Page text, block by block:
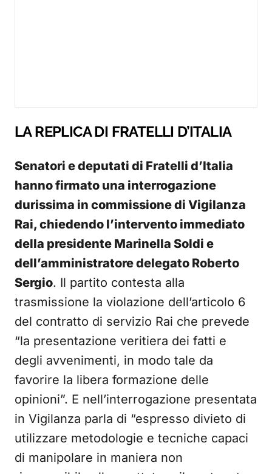
LA REPLICA DI FRATELLI D’ITALIA
Senatori e deputati di Fratelli d’Italia
hanno firmato una interrogazione
durissima in commissione di Vigilanza
Rai, chiedendo l’intervento immediato
della presidente Marinella Soldi e
dell’amministratore delegato Roberto
Sergio. Il partito contesta alla
trasmissione la violazione dell’articolo 6
del contratto di servizio Rai che prevede
“la presentazione veritiera dei fatti e
degli avvenimenti, in modo tale da
favorire la libera formazione delle
opinioni”. E nell’interrogazione presentata
in Vigilanza parla di “espresso divieto di
utilizzare metodologie e tecniche capaci
di manipolare in maniera non